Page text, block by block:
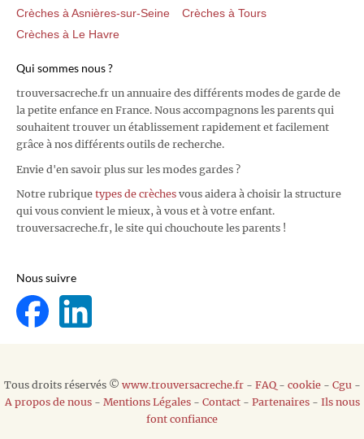
Crèches à Asnières-sur-Seine
Crèches à Tours
Crèches à Le Havre
Qui sommes nous ?
trouversacreche.fr un annuaire des différents modes de garde de
la petite enfance en France. Nous accompagnons les parents qui
souhaitent trouver un établissement rapidement et facilement
grâce à nos différents outils de recherche.
Envie d'en savoir plus sur les modes gardes ?
Notre rubrique types de crèches vous aidera à choisir la structure
qui vous convient le mieux, à vous et à votre enfant.
trouversacreche.fr, le site qui chouchoute les parents !
Nous suivre
Tous droits réservés © www.trouversacreche.fr- FAQ- cookie- Cgu -
A propos de nous- Mentions Légales- Contact- Partenaires- Ils nous
font confiance